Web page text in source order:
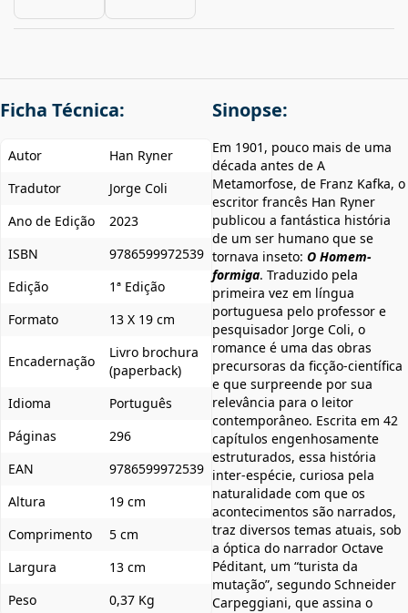
Ficha Técnica:
Autor
Han Ryner
Tradutor
Jorge Coli
Ano de Edição
2023
ISBN
9786599972539
Edição
1ª Edição
Formato
13 X 19 cm
Encadernação
Livro brochura
(paperback)
Idioma
Português
Páginas
296
EAN
9786599972539
Altura
19 cm
Comprimento
5 cm
Largura
13 cm
Peso
0,37 Kg
Sinopse:
Em 1901, pouco mais de uma
década antes de A
Metamorfose, de Franz Kafka, o
escritor francês Han Ryner
publicou a fantástica história
de um ser humano que se
tornava inseto: O Homem-
formiga. Traduzido pela
primeira vez em língua
portuguesa pelo professor e
pesquisador Jorge Coli, o
romance é uma das obras
precursoras da ficção-científica
e que surpreende por sua
relevância para o leitor
contemporâneo. Escrita em 42
capítulos engenhosamente
estruturados, essa história
inter-espécie, curiosa pela
naturalidade com que os
acontecimentos são narrados,
traz diversos temas atuais, sob
a óptica do narrador Octave
Péditant, um “turista da
mutação”, segundo Schneider
Carpeggiani, que assina o